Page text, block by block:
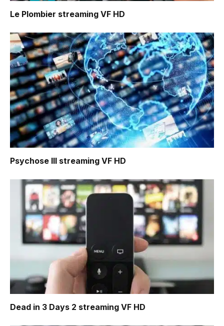
Le Plombier streaming VF HD
Psychose III streaming VF HD
Dead in 3 Days 2 streaming VF HD